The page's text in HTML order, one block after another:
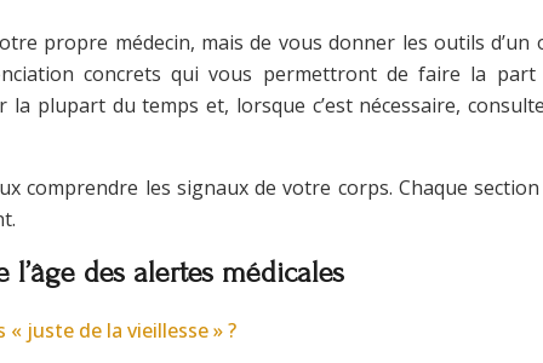
propre médecin, mais de vous donner les outils
concrets qui vous permettront de faire la
plupart du temps et, lorsque c’est nécessaire,
comprendre les signaux de votre corps. Chaque
des alertes médicales
juste de la vieillesse » ?